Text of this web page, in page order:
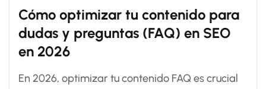
Cómo optimizar tu contenido para
dudas y preguntas (FAQ) en SEO
en 2026
En 2026, optimizar tu contenido FAQ es crucial